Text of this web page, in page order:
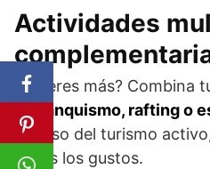
Actividades
¿Quieres más? Combina
barranquismo, rafting o
paraíso del turismo
todos los gustos.